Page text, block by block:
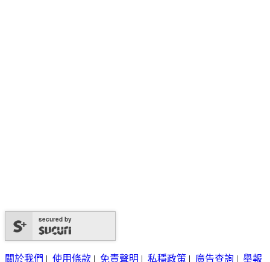
secured by
關於我們 | 使用條款 | 免責聲明 | 私穩政策 | 廣告查詢 | 舉報